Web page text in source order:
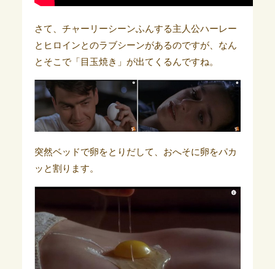
さて、チャーリーシーンふんする主人公ハーレー
とヒロインとのラブシーンがあるのですが、なん
とそこで「目玉焼き」が出てくるんですね。
突然ベッドで卵をとりだして、おへそに卵をパカ
ッと割ります。